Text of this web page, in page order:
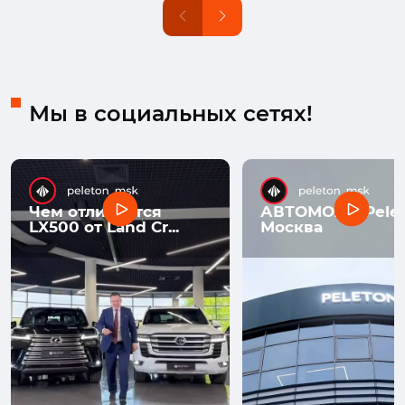
Мы в социальных сетях!
Чем отличается
LX500 от Land Cr...
АВТОМОЛЛ
Москва